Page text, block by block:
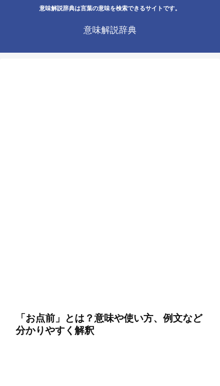
意味解説辞典は言葉の意味を検索できるサイトです。
意味解説辞典
「お点前」とは？意味や使い方、例文など
分かりやすく解釈